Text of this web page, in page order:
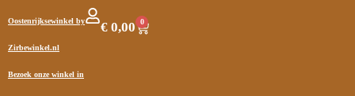
Oostenrijksewinkel by
Zirbewinkel.nl
Bezoek onze winkel in
€ 0,00 0